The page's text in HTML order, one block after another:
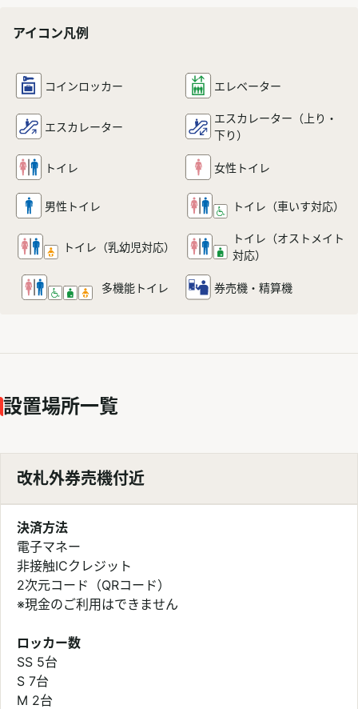
アイコン凡例
コインロッカー エレベーター
エスカレーター
エスカレーター （上り・
下り）
トイレ 女性トイレ
男性トイレ トイレ （車いす対応）
トイレ （乳幼児対応）
トイレ（オストメイト
対応）
多機能 トイレ 券売機・精算機
設置場所一覧
改札外券売機付近
決済方法
電子マネー
非接触ICクレジット
2次元コード（QRコード）
※現金のご利用はできません
ロッカー数
SS 5台
S 7台
M 2台